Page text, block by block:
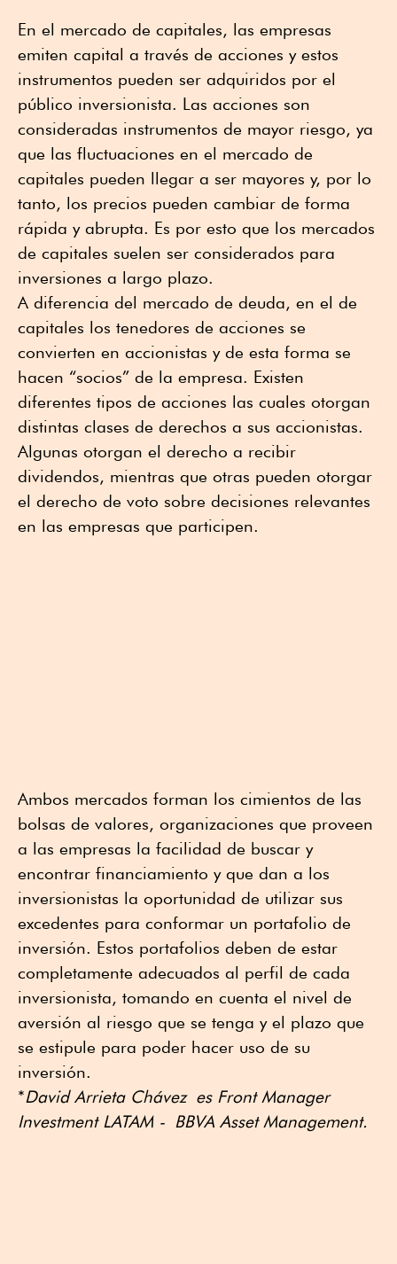
En el mercado de capitales, las empresas
emiten capital a través de acciones y estos
instrumentos pueden ser adquiridos por el
público inversionista. Las acciones son
consideradas instrumentos de mayor riesgo, ya
que las fluctuaciones en el mercado de
capitales pueden llegar a ser mayores y, por lo
tanto, los precios pueden cambiar de forma
rápida y abrupta. Es por esto que los mercados
de capitales suelen ser considerados para
inversiones a largo plazo.
A diferencia del mercado de deuda, en el de
capitales los tenedores de acciones se
convierten en accionistas y de esta forma se
hacen “socios” de la empresa. Existen
diferentes tipos de acciones las cuales otorgan
distintas clases de derechos a sus accionistas.
Algunas otorgan el derecho a recibir
dividendos, mientras que otras pueden otorgar
el derecho de voto sobre decisiones relevantes
en las empresas que participen.
Ambos mercados forman los cimientos de las
bolsas de valores, organizaciones que proveen
a las empresas la facilidad de buscar y
encontrar financiamiento y que dan a los
inversionistas la oportunidad de utilizar sus
excedentes para conformar un portafolio de
inversión. Estos portafolios deben de estar
completamente adecuados al perfil de cada
inversionista, tomando en cuenta el nivel de
aversión al riesgo que se tenga y el plazo que
se estipule para poder hacer uso de su
inversión.
*David Arrieta Chávez es Front Manager
Investment LATAM - BBVA Asset Management.